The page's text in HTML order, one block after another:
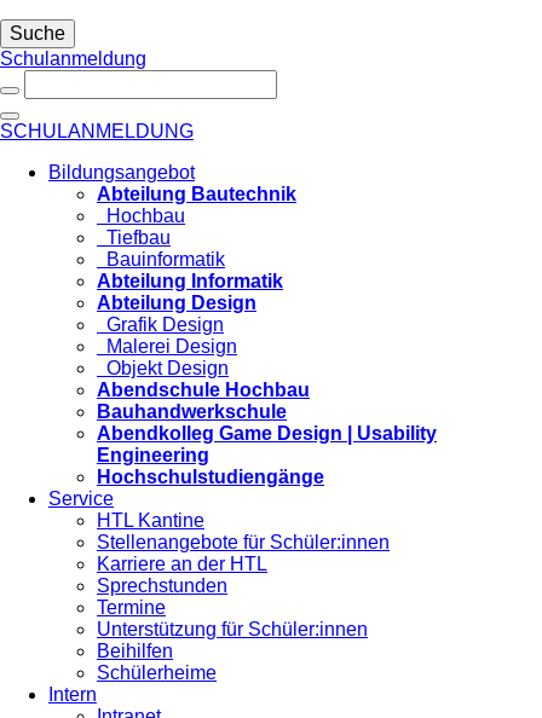
Suche
Schulanmeldung
SCHULANMELDUNG
Bildungsangebot
Abteilung Bautechnik
Hochbau
Tiefbau
Bauinformatik
Abteilung Informatik
Abteilung Design
Grafik Design
Malerei Design
Objekt Design
Abendschule Hochbau
Bauhandwerkschule
Abendkolleg Game Design | Usability
Engineering
Hochschulstudiengänge
Service
HTL Kantine
Stellenangebote für Schüler:innen
Karriere an der HTL
Sprechstunden
Termine
Unterstützung für Schüler:innen
Beihilfen
Schülerheime
Intern